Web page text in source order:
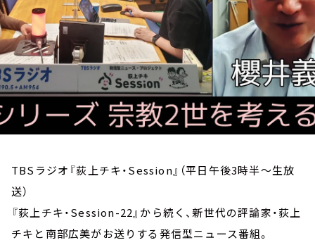
TBSラジオ『荻上チキ・Session』（平日午後3時半～生放
送）
『荻上チキ・Session-22』から続く、新世代の評論家・荻上
チキと南部広美がお送りする発信型ニュース番組。